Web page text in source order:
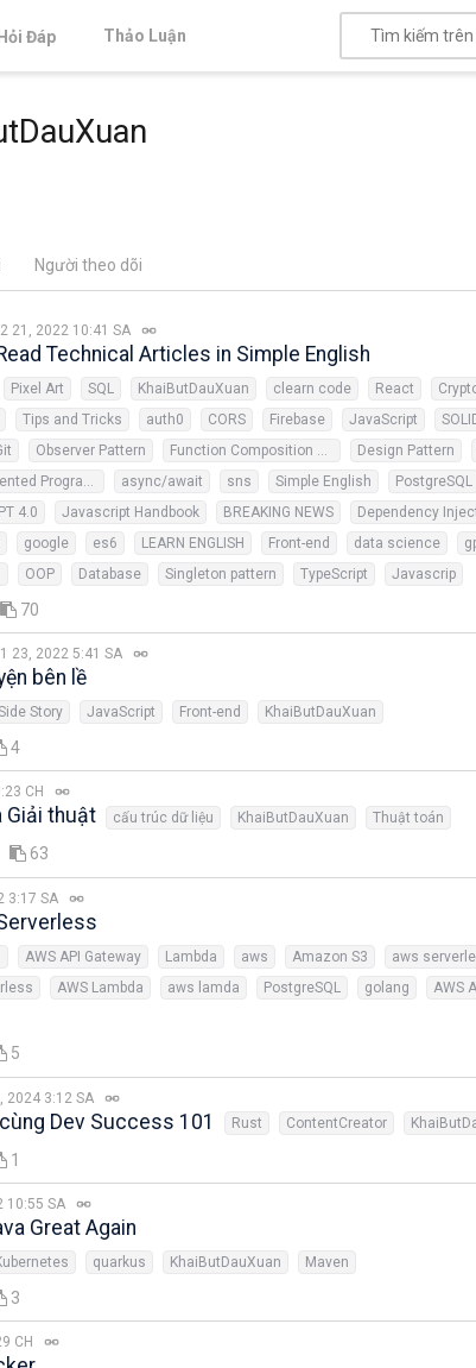
Hỏi Đáp Thảo Luận
Người theo dõi
21, 2022 10:41 SA
Technical Articles in Simple English
Pixel Art SQL KhaiButDauXuan clearn code React
Tips and Tricks auth0 CORS Firebase JavaScript
Observer Pattern Function Composition Pattern Design Pattern
Object Oriented Programming async/await sns Simple English PostgreSQL
4.0 Javascript Handbook BREAKING NEWS Dependency
google es6 LEARN ENGLISH Front-end data science
OOP Database Singleton pattern TypeScript Javascrip
70
23, 2022 5:41 SA
bên lề
Story JavaScript Front-end KhaiButDauXuan
4
CH
Giải thuật cấu trúc dữ liệu KhaiButDauXuan Thuật toán
63
3:17 SA
AWS API Gateway Lambda aws Amazon S3
aws
AWS Lambda aws lamda PostgreSQL golang
AWS
5
2024 3:12 SA
Dev Success 101 Rust ContentCreator
1
10:55 SA
Great Again
quarkus KhaiButDauXuan Maven
3
CH